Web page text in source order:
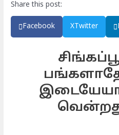
Share this post:
Facebook XTwitter